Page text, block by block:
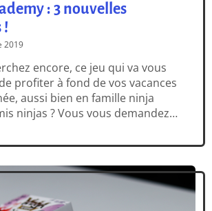
: 3 nouvelles
!
2019
encore, ce jeu qui va vous
profiter à fond de vos vacances
aussi bien en famille ninja
ninjas ? Vous vous demandez
vous éclater ensuite à l’apéro
un jeu incroyablement […]